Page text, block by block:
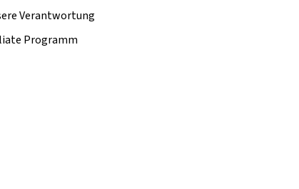
Verantwortung
Programm